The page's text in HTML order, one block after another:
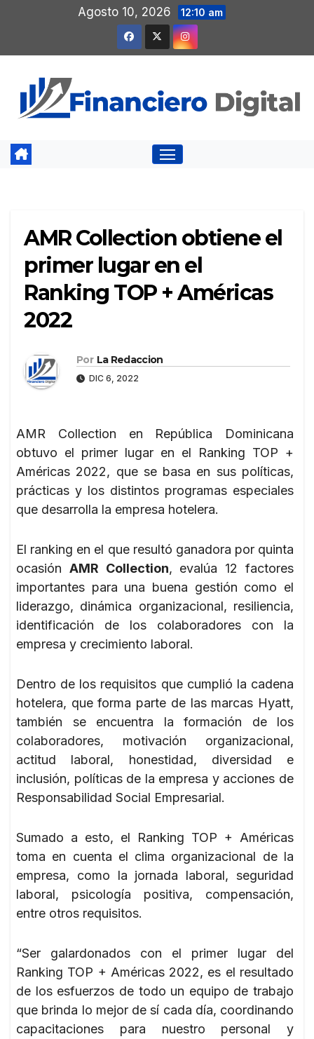
contenido
Agosto 10, 2026 12:10 am
AMR Collection obtiene el
primer lugar en el
Ranking TOP + Américas
2022
Por La Redaccion
DIC 6, 2022
AMR Collection en República Dominicana
obtuvo el primer lugar en el Ranking TOP +
Américas 2022, que se basa en sus políticas,
prácticas y los distintos programas especiales
que desarrolla la empresa hotelera.
El ranking en el que resultó ganadora por quinta
ocasión AMR Collection, evalúa 12 factores
importantes para una buena gestión como el
liderazgo, dinámica organizacional, resiliencia,
identificación de los colaboradores con la
empresa y crecimiento laboral.
Dentro de los requisitos que cumplió la cadena
hotelera, que forma parte de las marcas Hyatt,
también se encuentra la formación de los
colaboradores, motivación organizacional,
actitud laboral, honestidad, diversidad e
inclusión, políticas de la empresa y acciones de
Responsabilidad Social Empresarial.
Sumado a esto, el Ranking TOP + Américas
toma en cuenta el clima organizacional de la
empresa, como la jornada laboral, seguridad
laboral, psicología positiva, compensación,
entre otros requisitos.
“Ser galardonados con el primer lugar del
Ranking TOP + Américas 2022, es el resultado
de los esfuerzos de todo un equipo de trabajo
que brinda lo mejor de sí cada día, coordinando
capacitaciones para nuestro personal y